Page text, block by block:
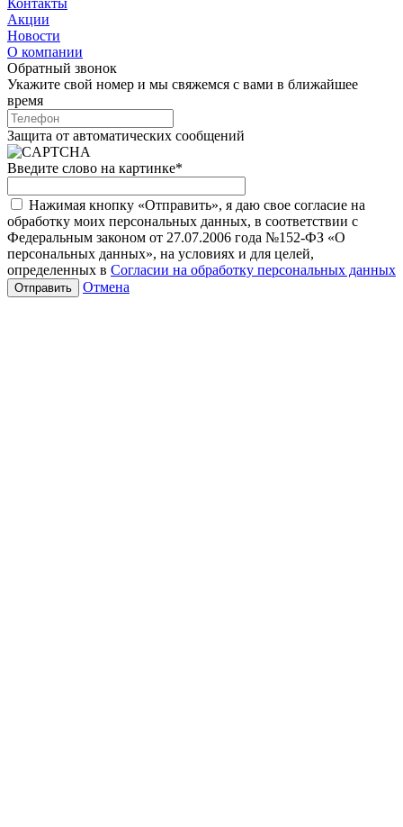
Акции
Новости
О компании
Обратный звонок
Укажите свой номер и мы свяжемся с вами в ближайшее
время
Защита от автоматических сообщений
Введите слово на картинке*
Нажимая кнопку «Отправить», я даю свое согласие на
обработку моих персональных данных, в соответствии с
Федеральным законом от 27.07.2006 года №152-ФЗ «О
персональных данных», на условиях и для целей,
определенных в Согласии на обработку персональных данных
Отмена